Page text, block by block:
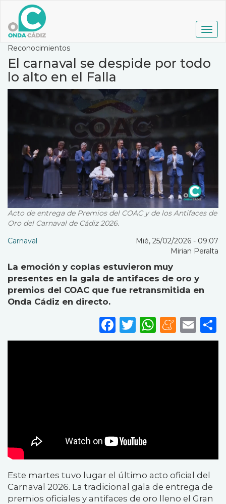
contenido
principal
Reconocimientos
El carnaval se despide por todo
lo alto en el Falla
Acto de entrega de Premios del COAC y de los Antifaces de
Oro del Carnaval de Cádiz 2026.
Carnaval
Mié, 25/02/2026 - 09:07
Mirian Peralta
La emoción y coplas estuvieron muy
presentes en la gala de antifaces de oro y
premios del COAC que fue retransmitida en
Onda Cádiz en directo.
Facebook
Twitter
Este martes tuvo lugar el último acto oficial del
Carnaval 2026. La tradicional gala de entrega de
premios oficiales y antifaces de oro lleno el Gran